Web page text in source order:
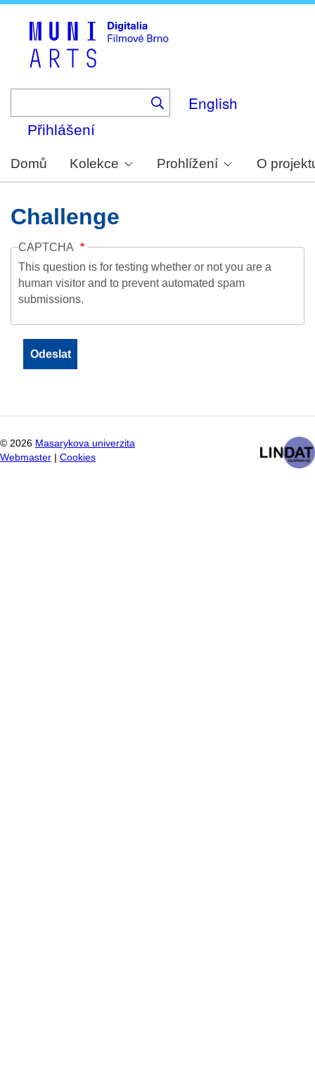
English
Přihlášení
Domů Kolekce Prohlížení O
Challenge
CAPTCHA
This question is for testing whether or not you are a
human visitor and to prevent automated spam
submissions.
© 2026 Masarykova univerzita
Webmaster
Cookies